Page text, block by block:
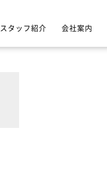
スタッフ紹介 会社案内